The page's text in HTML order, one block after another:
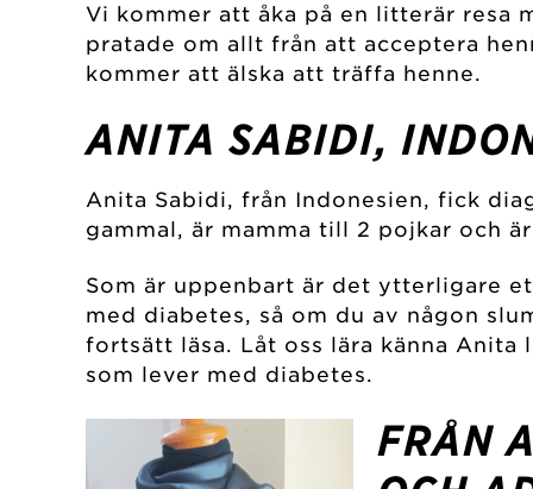
Vi kommer att åka på en litterär resa
pratade om allt från att acceptera
kommer att älska att träffa henne.
ANITA SABIDI,
Anita Sabidi, från Indonesien, fick
gammal, är mamma till 2 pojkar och
Som är uppenbart är det ytterligare
med diabetes, så om du av någon
fortsätt läsa. Låt oss lära känna
som lever med diabetes.
FRÅN